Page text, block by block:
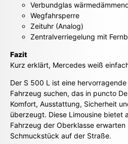
Verbundglas
Wegfahrsperre
Zeituhr (Analog)
Zentralverriegelung mit
Fazit
Kurz erklärt, Mercedes weiß
Der S 500 L ist eine
Fahrzeug suchen, das in puncto
Komfort, Ausstattung, Sicherheit
überzeugt. Diese Limousine bietet
Fahrzeug der Oberklasse
Schmuckstück auf der Straße.